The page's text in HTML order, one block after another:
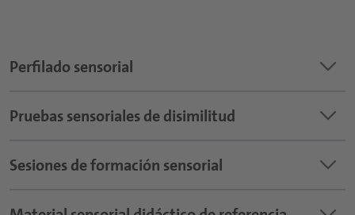
Perfilado sensorial keyboard_arrow_down
Descripción del sabor de los productos
sensorial de un producto
de los productos
Pruebas sensoriales de disimilitud keyboard_arrow_down
Reconocimiento de diferencias perceptibles por
Sesiones de formación sensorial keyboard_arrow_down
Nuestros conocimientos al servicio de su éxito